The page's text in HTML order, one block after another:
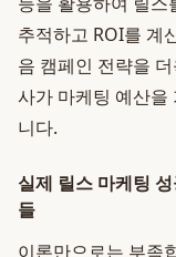
추적하고 ROI를 계
음 캠페인 전략을
사가 마케팅 예산을
니다.
실제 릴스 마케팅
들
이론만으로는 부족